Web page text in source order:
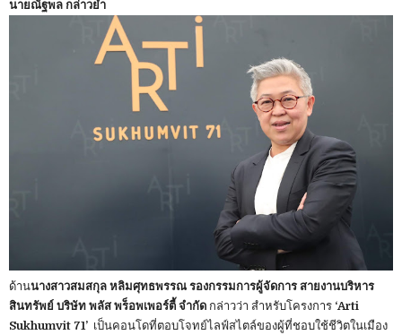
นายณัฐพล กล่าวย้ำ
ด้านนางสาวสมสกุล หลิมศุทธพรรณ รองกรรมการผู้จัดการ สายงานบริหาร
สินทรัพย์ บริษัท พลัส พร็อพเพอร์ตี้ จำกัด กล่าวว่า สำหรับโครงการ ‘Arti
Sukhumvit 71’ เป็นคอนโดที่ตอบโจทย์ไลฟ์สไตล์ของผู้ที่ชอบใช้ชีวิตในเมือง